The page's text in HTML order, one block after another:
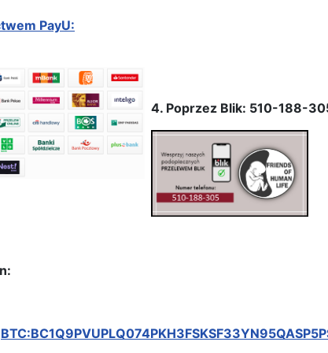
PayU:
4. Poprzez Blik: 510-188-